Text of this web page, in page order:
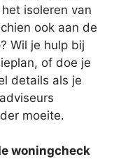
isoleren van
ook aan de
Wil je hulp bij
of doe je
details als je
moeite.
woningcheck